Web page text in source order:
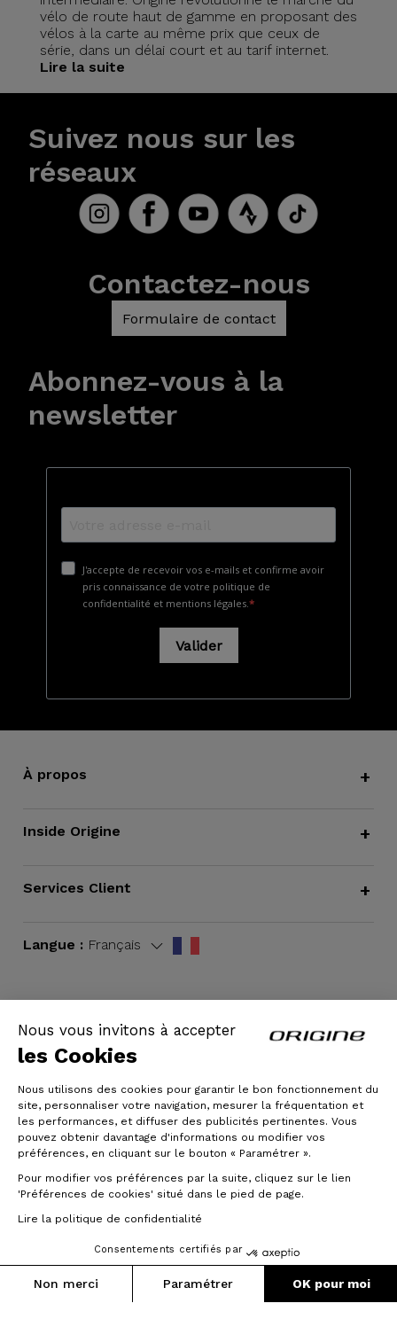
Nous vous invitons à accepter
les Cookies
Nous utilisons des cookies pour garantir le bon fonctionnement du
site, personnaliser votre navigation, mesurer la fréquentation et
les performances, et diffuser des publicités pertinentes. Vous
pouvez obtenir davantage d'informations ou modifier vos
préférences, en cliquant sur le bouton « Paramétrer ».
Pour modifier vos préférences par la suite, cliquez sur le lien
'Préférences de cookies' situé dans le pied de page.
Lire la politique de confidentialité
Consentements certifiés par
Non merci Paramétrer OK pour moi
vélo de route haut de gamme en proposant des
vélos à la carte au même prix que ceux de
série, dans un délai court et au tarif internet.
Lire la suite
Suivez nous sur les
réseaux
Contactez-nous
Formulaire de contact
Abonnez-vous à la
newsletter
À propos +
Inside Origine +
Services Client +
Langue : Français
CGV | Mentions légales
© Origine Cycles